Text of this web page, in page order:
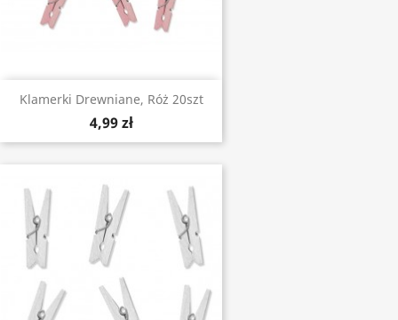
Klamerki Drewniane, Róż 20szt
4,99 zł